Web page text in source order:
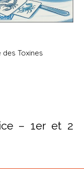
des Toxines
– 1er et 2